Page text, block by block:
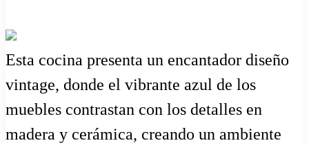
Esta cocina presenta un encantador diseño
vintage, donde el vibrante azul de los
muebles contrastan con los detalles en
madera y cerámica, creando un ambiente